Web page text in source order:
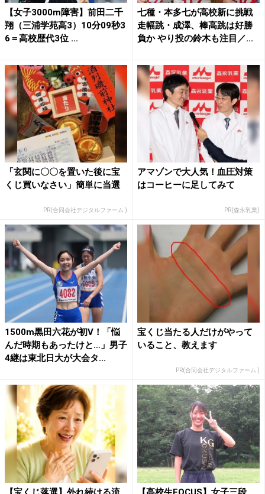
【女子3000m障害】前田二千
翔（三浦学苑高3）10分09秒3
6＝高校歴代3位 ...
七種・本多七が高校新に挑戦
走幅跳・成澤、棒高跳は好勝
負か やり投の鈴木も注目／...
「玄関に〇〇を置いた後に宝
くじ買いなさい」簡単に当選
PR(合同会社デジタルファーム )
アマゾンで大人気！血圧対策
はコーヒーに足してみて
PR(森永乳業)
1500m黒田六花が初V！「悩
んだ時期もあったけと…」男子
4継は東北日大が大会タ...
宝くじ当たる人だけがやって
いること、教えます
PR(合同会社デジタルファーム )